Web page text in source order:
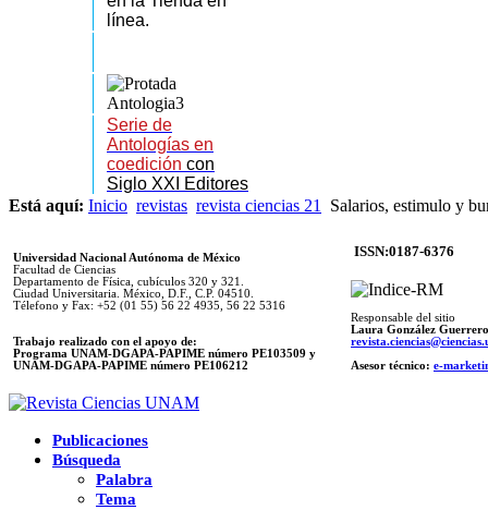
línea.
Serie de
Antologías en
coedición con
Siglo XXI Editores
Está aquí: Inicio revistas revista ciencias 21 Salarios, estimulo y
Universidad Nacional Autónoma de México
Facultad de Ciencias
Departamento de Física, cubículos 320 y 321.
Ciudad Universitaria. México, D.F., C.P. 04510.
Télefono y Fax: +52 (01 55) 56 22 4935, 56 22 5316
Trabajo realizado con el apoyo de:
Programa UNAM-DGAPA-PAPIME número PE103509 y
UNAM-DGAPA-PAPIME número PE106212
ISSN:0187-6376
Responsable del sitio
Laura González Guerrero
Asesor técnico: e-
Publicaciones
Búsqueda
Palabra
Tema